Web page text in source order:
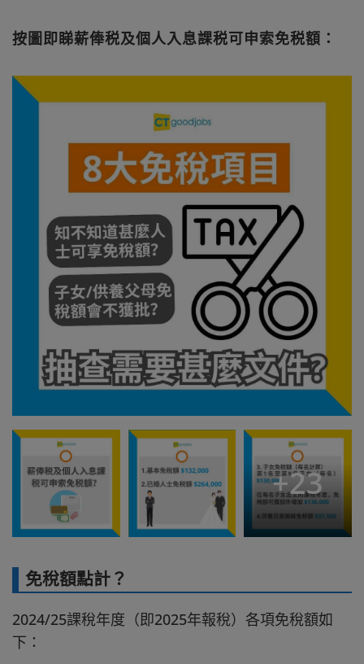
按圖即睇薪俸税及個人入息課税可申索免税額：
+23
免稅額點計？
2024/25課稅年度（即2025年報稅）各項免稅額如
下：